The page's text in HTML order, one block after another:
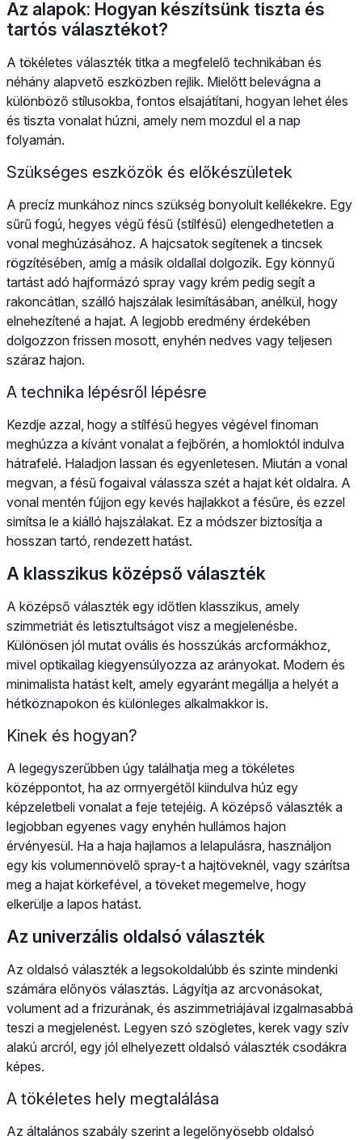
Az alapok: Hogyan készítsünk tiszta és
tartós választékot?
A tökéletes választék titka a megfelelő technikában és
néhány alapvető eszközben rejlik. Mielőtt belevágna a
különböző stílusokba, fontos elsajátítani, hogyan lehet éles
és tiszta vonalat húzni, amely nem mozdul el a nap
folyamán.
Szükséges eszközök és előkészületek
A precíz munkához nincs szükség bonyolult kellékekre. Egy
sűrű fogú, hegyes végű fésű (stílfésű) elengedhetetlen a
vonal meghúzásához. A hajcsatok segítenek a tincsek
rögzítésében, amíg a másik oldallal dolgozik. Egy könnyű
tartást adó hajformázó spray vagy krém pedig segít a
rakoncátlan, szálló hajszálak lesimításában, anélkül, hogy
elnehezítené a hajat. A legjobb eredmény érdekében
dolgozzon frissen mosott, enyhén nedves vagy teljesen
száraz hajon.
A technika lépésről lépésre
Kezdje azzal, hogy a stílfésű hegyes végével finoman
meghúzza a kívánt vonalat a fejbőrén, a homloktól indulva
hátrafelé. Haladjon lassan és egyenletesen. Miután a vonal
megvan, a fésű fogaival válassza szét a hajat két oldalra. A
vonal mentén fújjon egy kevés hajlakkot a fésűre, és ezzel
simítsa le a kiálló hajszálakat. Ez a módszer biztosítja a
hosszan tartó, rendezett hatást.
A klasszikus középső választék
A középső választék egy időtlen klasszikus, amely
szimmetriát és letisztultságot visz a megjelenésbe.
Különösen jól mutat ovális és hosszúkás arcformákhoz,
mivel optikailag kiegyensúlyozza az arányokat. Modern és
minimalista hatást kelt, amely egyaránt megállja a helyét a
hétköznapokon és különleges alkalmakkor is.
Kinek és hogyan?
A legegyszerűbben úgy találhatja meg a tökéletes
középpontot, ha az orrnyergétől kiindulva húz egy
képzeletbeli vonalat a feje tetejéig. A középső választék a
legjobban egyenes vagy enyhén hullámos hajon
érvényesül. Ha a haja hajlamos a lelapulásra, használjon
egy kis volumennövelő spray-t a hajtöveknél, vagy szárítsa
meg a hajat körkefével, a töveket megemelve, hogy
elkerülje a lapos hatást.
Az univerzális oldalsó választék
Az oldalsó választék a legsokoldalúbb és szinte mindenki
számára előnyös választás. Lágyítja az arcvonásokat,
volument ad a frizurának, és aszimmetriájával izgalmasabbá
teszi a megjelenést. Legyen szó szögletes, kerek vagy szív
alakú arcról, egy jól elhelyezett oldalsó választék csodákra
képes.
A tökéletes hely megtalálása
Az általános szabály szerint a legelőnyösebb oldalsó